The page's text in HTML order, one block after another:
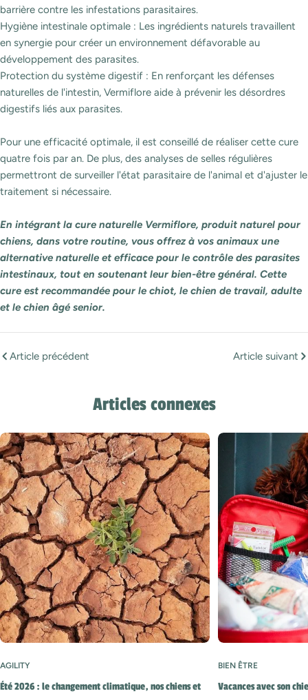
barrière contre les infestations parasitaires.
Hygiène intestinale optimale : Les ingrédients naturels travaillent
en synergie pour créer un environnement défavorable au
développement des parasites.
Protection du système digestif : En renforçant les défenses
naturelles de l'intestin, Vermiflore aide à prévenir les désordres
digestifs liés aux parasites.
Pour une efficacité optimale, il est conseillé de réaliser cette cure
quatre fois par an. De plus, des analyses de selles régulières
permettront de surveiller l'état parasitaire de l'animal et d'ajuster le
traitement si nécessaire.
En intégrant la cure naturelle Vermiflore, produit naturel pour
chiens, dans votre routine, vous offrez à vos animaux une
alternative naturelle et efficace pour le contrôle des parasites
intestinaux, tout en soutenant leur bien-être général. Cette
cure est recommandée pour le chiot, le chien de travail, adulte
et le chien âgé senior.
Article précédent Article suivant
Articles connexes
AGILITY
Été 2026 : le changement climatique, nos chiens et
BIEN ÊTRE
Vacances avec son